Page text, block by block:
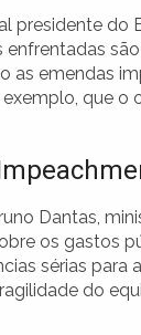
presidente
as emendas
que
Dantas,
os gastos
sérias para
do